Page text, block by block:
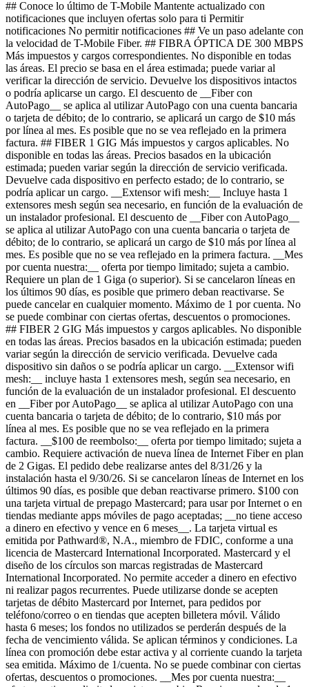
## Conoce lo último de T-Mobile Mantente actualizado con
notificaciones que incluyen ofertas solo para ti Permitir
notificaciones No permitir notificaciones ## Ve un paso adelante con
la velocidad de T-Mobile Fiber. ## FIBRA ÓPTICA DE 300 MBPS
Más impuestos y cargos correspondientes. No disponible en todas
las áreas. El precio se basa en el área estimada; puede variar al
verificar la dirección de servicio. Devuelve los dispositivos intactos
o podría aplicarse un cargo. El descuento de __Fiber con
AutoPago__ se aplica al utilizar AutoPago con una cuenta bancaria
o tarjeta de débito; de lo contrario, se aplicará un cargo de $10 más
por línea al mes. Es posible que no se vea reflejado en la primera
factura. ## FIBER 1 GIG Más impuestos y cargos aplicables. No
disponible en todas las áreas. Precios basados ​​en la ubicación
estimada; pueden variar según la dirección de servicio verificada.
Devuelve cada dispositivo en perfecto estado; de lo contrario, se
podría aplicar un cargo. __Extensor wifi mesh:__ Incluye hasta 1
extensores mesh según sea necesario, en función de la evaluación de
un instalador profesional. El descuento de __Fiber con AutoPago__
se aplica al utilizar AutoPago con una cuenta bancaria o tarjeta de
débito; de lo contrario, se aplicará un cargo de $10 más por línea al
mes. Es posible que no se vea reflejado en la primera factura. __Mes
por cuenta nuestra:__ oferta por tiempo limitado; sujeta a cambio.
Requiere un plan de 1 Giga (o superior). Si se cancelaron líneas en
los últimos 90 días, es posible que primero deban reactivarse. Se
puede cancelar en cualquier momento. Máximo de 1 por cuenta. No
se puede combinar con ciertas ofertas, descuentos o promociones.
## FIBER 2 GIG Más impuestos y cargos aplicables. No disponible
en todas las áreas. Precios basados ​​en la ubicación estimada; pueden
variar según la dirección de servicio verificada. Devuelve cada
dispositivo sin daños o se podría aplicar un cargo. __Extensor wifi
mesh:__ incluye hasta 1 extensores mesh, según sea necesario, en
función de la evaluación de un instalador profesional. El descuento
en __Fiber por AutoPago__ se aplica al utilizar AutoPago con una
cuenta bancaria o tarjeta de débito; de lo contrario, $10 más por
línea al mes. Es posible que no se vea reflejado en la primera
factura. __$100 de reembolso:__ oferta por tiempo limitado; sujeta a
cambio. Requiere activación de nueva línea de Internet Fiber en plan
de 2 Gigas. El pedido debe realizarse antes del 8/31/26 y la
instalación hasta el 9/30/26. Si se cancelaron líneas de Internet en los
últimos 90 días, es posible que deban reactivarse primero. $100 con
una tarjeta virtual de prepago Mastercard; para usar por Internet o en
tiendas mediante apps móviles de pago aceptadas; __no tiene acceso
a dinero en efectivo y vence en 6 meses__. La tarjeta virtual es
emitida por Pathward®, N.A., miembro de FDIC, conforme a una
licencia de Mastercard International Incorporated. Mastercard y el
diseño de los círculos son marcas registradas de Mastercard
International Incorporated. No permite acceder a dinero en efectivo
ni realizar pagos recurrentes. Puede utilizarse donde se acepten
tarjetas de débito Mastercard por Internet, para pedidos por
teléfono/correo o en tiendas que acepten billetera móvil. Válido
hasta 6 meses; los fondos no utilizados se perderán después de la
fecha de vencimiento válida. Se aplican términos y condiciones. La
línea con promoción debe estar activa y al corriente cuando la tarjeta
sea emitida. Máximo de 1/cuenta. No se puede combinar con ciertas
ofertas, descuentos o promociones. __Mes por cuenta nuestra:__